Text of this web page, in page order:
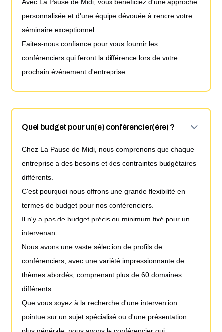
Avec La Pause de Midi, vous bénéficiez d'une approche
personnalisée et d'une équipe dévouée à rendre votre
séminaire exceptionnel.
Faites-nous confiance pour vous fournir les
conférenciers qui feront la différence lors de votre
prochain événement d'entreprise.
Quel budget pour un(e) conférencier(ère) ?
Chez La Pause de Midi, nous comprenons que chaque
entreprise a des besoins et des contraintes budgétaires
différents.
C'est pourquoi nous offrons une grande flexibilité en
termes de budget pour nos conférenciers.
Il n'y a pas de budget précis ou minimum fixé pour un
intervenant.
Nous avons une vaste sélection de profils de
conférenciers, avec une variété impressionnante de
thèmes abordés, comprenant plus de 60 domaines
différents.
Que vous soyez à la recherche d'une intervention
pointue sur un sujet spécialisé ou d'une présentation